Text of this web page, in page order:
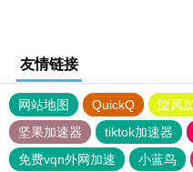
友情链接
网站地图 QuickQ 旋风
坚果加速器
tiktok加速器
免费vqn外网加速
小蓝鸟